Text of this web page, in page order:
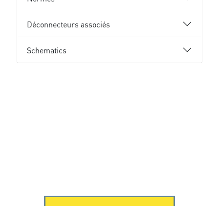
Déconnecteurs associés
Schematics